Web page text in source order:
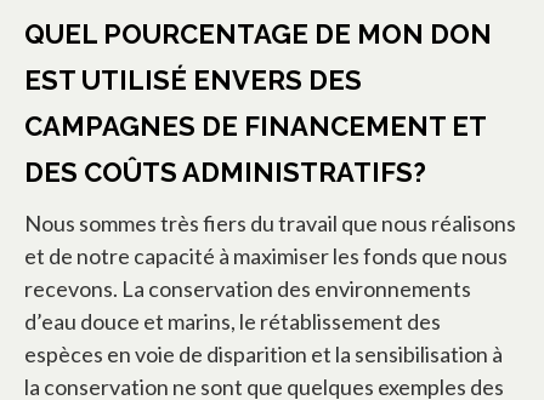
QUEL POURCENTAGE DE MON DON
EST UTILISÉ ENVERS DES
CAMPAGNES DE FINANCEMENT ET
DES COÛTS ADMINISTRATIFS?
Nous sommes très fiers du travail que nous réalisons
et de notre capacité à maximiser les fonds que nous
recevons. La conservation des environnements
d’eau douce et marins, le rétablissement des
espèces en voie de disparition et la sensibilisation à
la conservation ne sont que quelques exemples des